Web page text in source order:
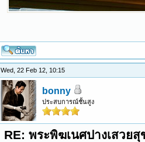
Wed, 22 Feb 12, 10:15
bonny
ประสบการณ์ชั้นสูง
RE: พระพิฆเนศปางเสวย